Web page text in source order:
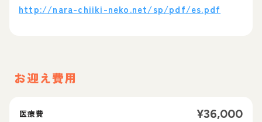
http://nara-chiiki-neko.net/sp/pdf/es.pdf
お迎え費用
医療費 ¥36,000